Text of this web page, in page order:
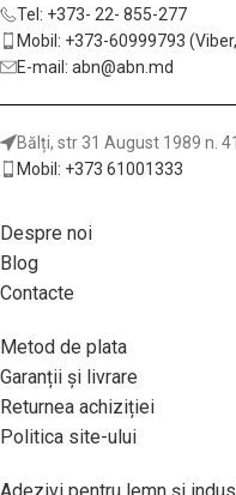
Tel: +373- 22- 855-277
Mobil: +373-60999793
E-mail: abn@abn.md
Bălți, str 31 August 1989 n.
Mobil: +373 61001333
Despre noi
Blog
Contacte
Metod de plata
Garanții și livrare
Returnea achiziției
Politica site-ului